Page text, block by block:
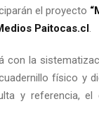
el proyecto
Paitocas.cl.
con la
físico y
y referencia, el